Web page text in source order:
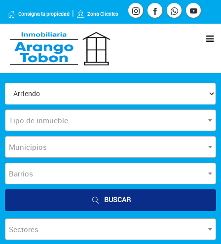
Consigna tu propiedad Zona Clientes
Tipo de inmueble
Municipios
Barrios
BUSCAR
Sectores